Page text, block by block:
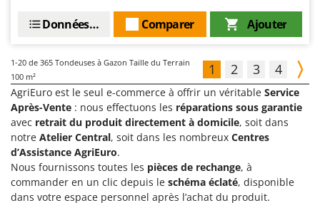
Ajouter
Comparer
Données techniques
1-20 de 365 Tondeuses à Gazon Taille du Terrain
100 m²
1 2 3 4
AgriEuro est le seul e-commerce à offrir un véritable Service
Après-Vente : nous effectuons les réparations sous garantie
avec retrait du produit directement à domicile, soit dans
notre Atelier Central, soit dans les nombreux Centres
d’Assistance AgriEuro.
Nous fournissons toutes les pièces de rechange, à
commander en un clic depuis le schéma éclaté, disponible
dans votre espace personnel après l’achat du produit.